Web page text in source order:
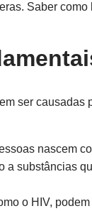
Saber
ser causadas
nascem
a substâncias
o HIV,